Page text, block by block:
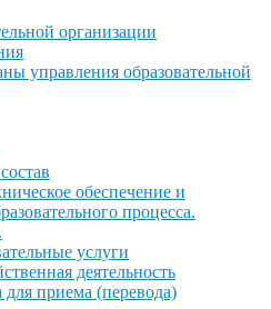
организации
управления образовательной
обеспечение и
процесса.
услуги
деятельность
приема (перевода)